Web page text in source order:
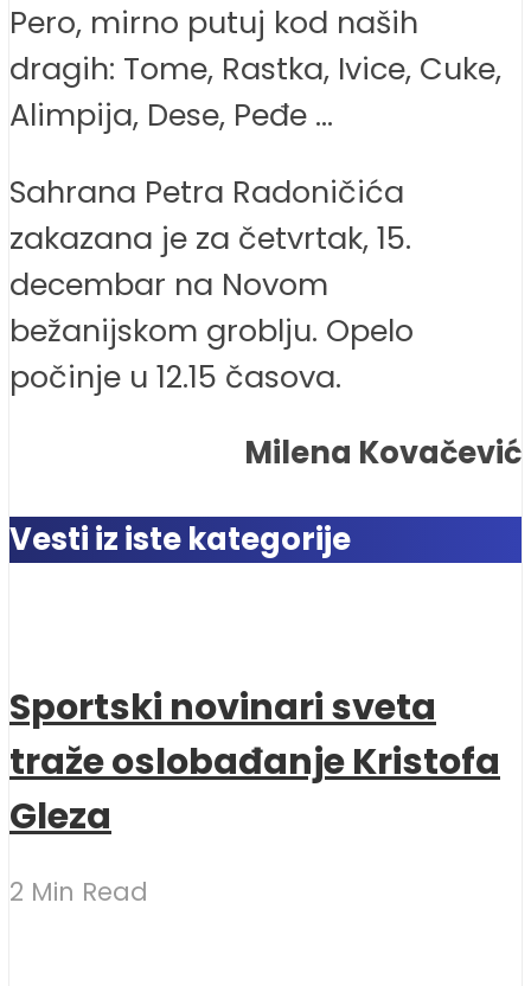
Pero, mirno putuj kod naših
dragih: Tome, Rastka, Ivice, Cuke,
Alimpija, Dese, Peđe …
Sahrana Petra Radoničića
zakazana je za četvrtak, 15.
decembar na Novom
bežanijskom groblju. Opelo
počinje u 12.15 časova.
Milena Kovačević
Vesti iz iste kategorije
Sportski novinari sveta
traže oslobađanje Kristofa
Gleza
2 Min Read